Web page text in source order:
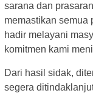
sarana dan
memastikan semua
hadir melayani
komitmen kami
Dari hasil sidak,
segera